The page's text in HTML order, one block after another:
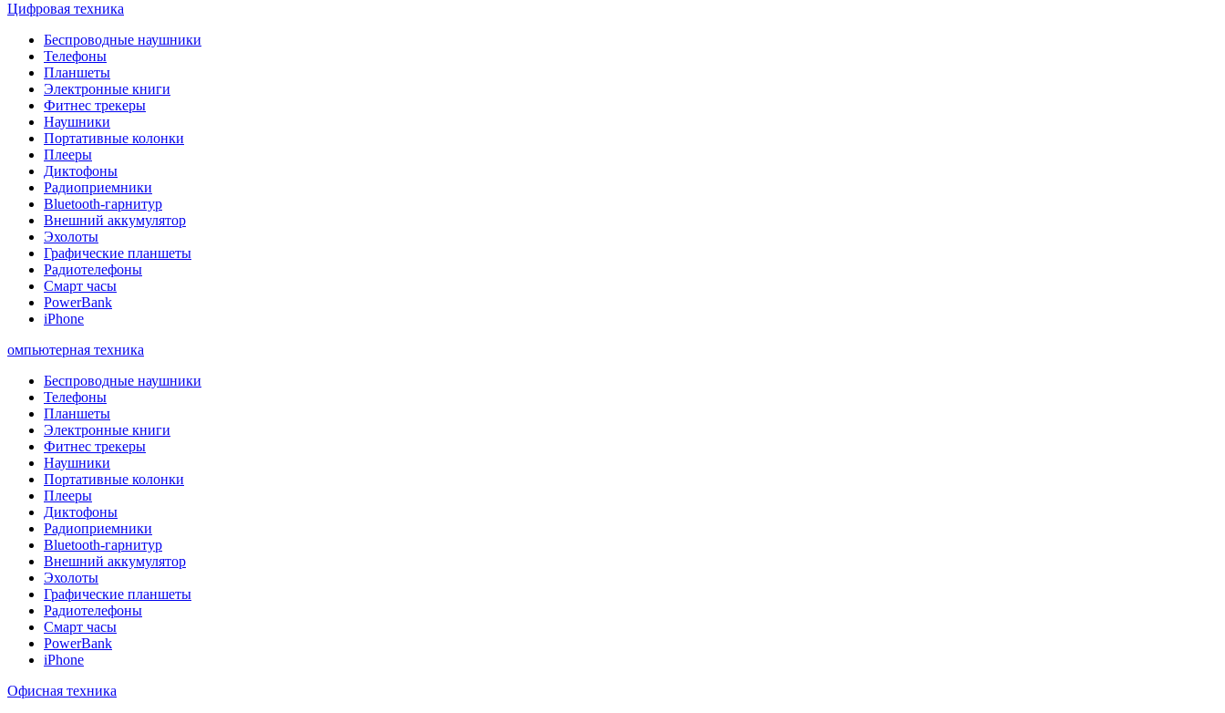
Цифровая техника
Беспроводные наушники
Телефоны
Планшеты
Электронные книги
Фитнес трекеры
Наушники
Портативные колонки
Плееры
Диктофоны
Радиоприемники
Bluetooth-гарнитур
Внешний аккумулятор
Эхолоты
Графические планшеты
Радиотелефоны
Смарт часы
PowerBank
iPhone
омпьютерная техника
Беспроводные наушники
Телефоны
Планшеты
Электронные книги
Фитнес трекеры
Наушники
Портативные колонки
Плееры
Диктофоны
Радиоприемники
Bluetooth-гарнитур
Внешний аккумулятор
Эхолоты
Графические планшеты
Радиотелефоны
Смарт часы
PowerBank
iPhone
Офисная техника